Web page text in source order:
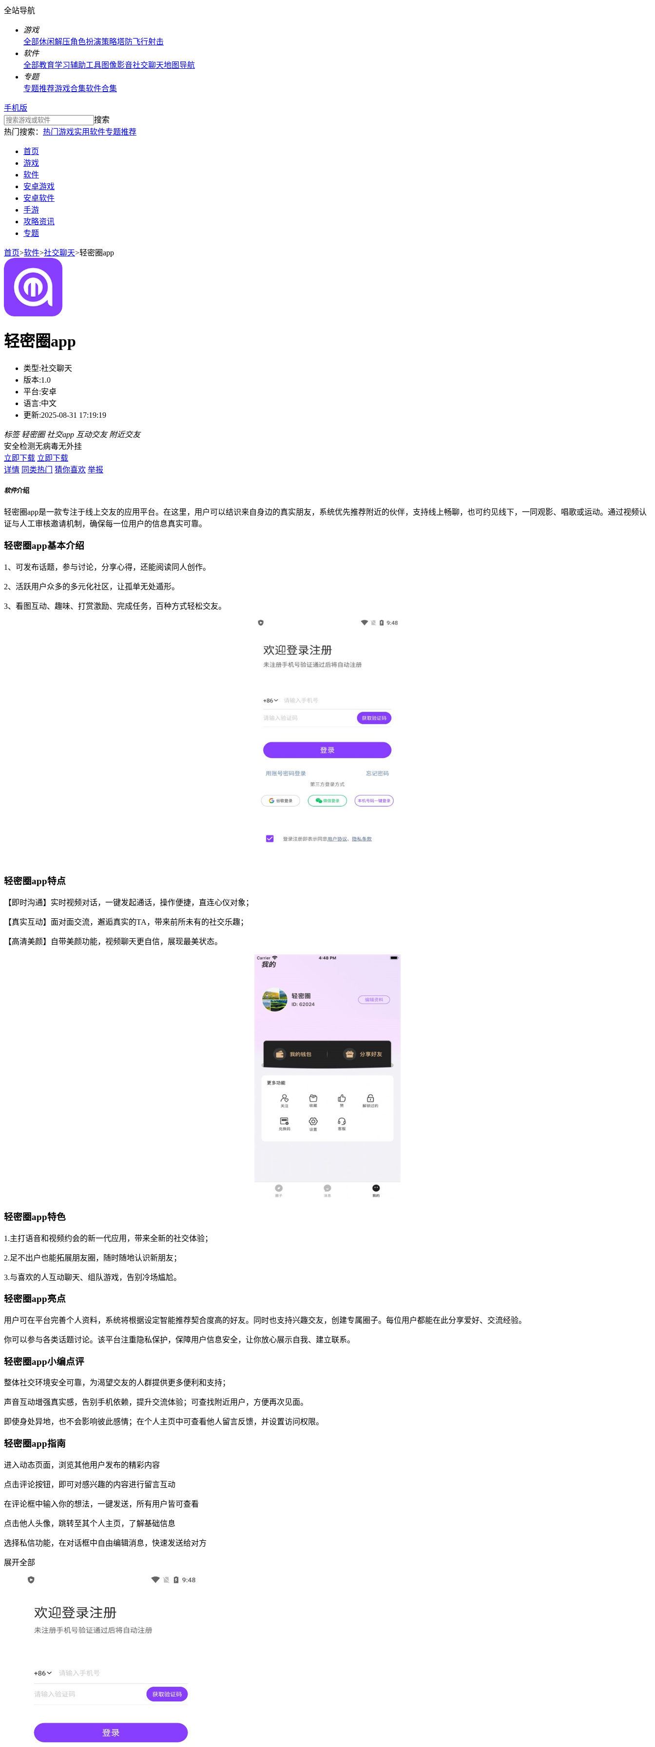
全站导航
游戏
全部休闲解压角色扮演策略塔防飞行射击
软件
全部教育学习辅助工具图像影音社交聊天地图导航
专题
专题推荐游戏合集软件合集
手机版
搜索
热门搜索： 热门游戏实用软件专题推荐
首页
游戏
软件
安卓游戏
安卓软件
手游
攻略资讯
专题
首页>软件>社交聊天>轻密圈app
轻密圈app
类型:社交聊天
版本:1.0
平台:安卓
语言:中文
更新:2025-08-31 17:19:19
标签 轻密圈 社交app 互动交友 附近交友
安全检测无病毒无外挂
立即下载 立即下载
详情 同类热门 猜你喜欢 举报
软件介绍
轻密圈app是一款专注于线上交友的应用平台。在这里，用户可以结识来自身边的真实朋友，系统优先推荐附近的伙伴，支持线上畅聊，也可约见线下，一同观影、唱歌或运动。通过视频认
证与人工审核邀请机制，确保每一位用户的信息真实可靠。
轻密圈app基本介绍
1、可发布话题，参与讨论，分享心得，还能阅读同人创作。
2、活跃用户众多的多元化社区，让孤单无处遁形。
3、看图互动、趣味、打赏激励、完成任务，百种方式轻松交友。
轻密圈app特点
【即时沟通】实时视频对话，一键发起通话，操作便捷，直连心仪对象；
【真实互动】面对面交流，邂逅真实的TA，带来前所未有的社交乐趣；
【高清美颜】自带美颜功能，视频聊天更自信，展现最美状态。
轻密圈app特色
1.主打语音和视频约会的新一代应用，带来全新的社交体验；
2.足不出户也能拓展朋友圈，随时随地认识新朋友；
3.与喜欢的人互动聊天、组队游戏，告别冷场尴尬。
轻密圈app亮点
用户可在平台完善个人资料，系统将根据设定智能推荐契合度高的好友。同时也支持兴趣交友，创建专属圈子。每位用户都能在此分享爱好、交流经验。
你可以参与各类话题讨论。该平台注重隐私保护，保障用户信息安全，让你放心展示自我、建立联系。
轻密圈app小编点评
整体社交环境安全可靠，为渴望交友的人群提供更多便利和支持；
声音互动增强真实感，告别手机依赖，提升交流体验；可查找附近用户，方便再次见面。
即使身处异地，也不会影响彼此感情；在个人主页中可查看他人留言反馈，并设置访问权限。
轻密圈app指南
进入动态页面，浏览其他用户发布的精彩内容
点击评论按钮，即可对感兴趣的内容进行留言互动
在评论框中输入你的想法，一键发送，所有用户皆可查看
点击他人头像，跳转至其个人主页，了解基础信息
选择私信功能，在对话框中自由编辑消息，快速发送给对方
展开全部